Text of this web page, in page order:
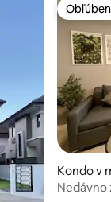
Kondo v
ng Rai
Nedávno